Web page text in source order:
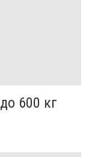
600 кг